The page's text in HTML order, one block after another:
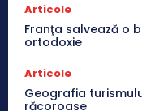
Articole
Franţa salvează o
ortodoxie
Articole
Geografia
răcoroase